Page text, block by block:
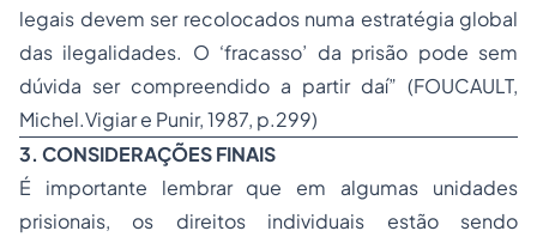
legais devem ser recolocados numa estratégia global
das ilegalidades. O ‘fracasso’ da prisão pode sem
dúvida ser compreendido a partir daí” (FOUCAULT,
Michel.Vigiar e Punir, 1987, p.299)
3. CONSIDERAÇÕES FINAIS
É importante lembrar que em algumas unidades
prisionais, os direitos individuais estão sendo